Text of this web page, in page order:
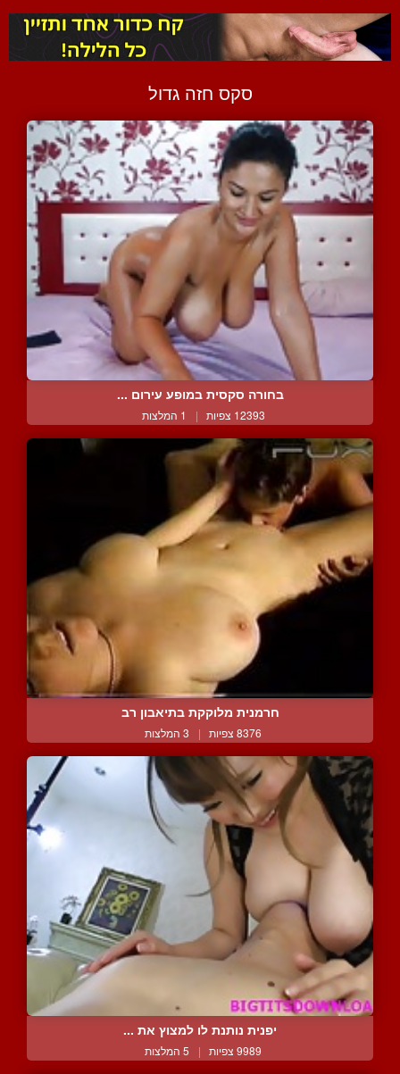
סקס חזה גדול
בחורה סקסית במופע עירום ...
12393 צפיות | 1 המלצות
חרמנית מלוקקת בתיאבון רב
8376 צפיות | 3 המלצות
יפנית נותנת לו למצוץ את ...
9989 צפיות | 5 המלצות